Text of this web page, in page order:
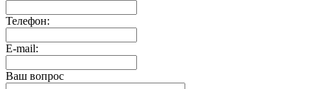
Телефон:
E-mail:
Ваш вопрос